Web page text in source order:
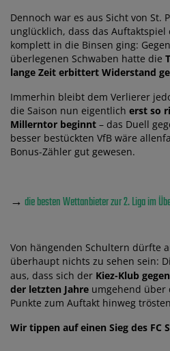
Dennoch war es aus Sicht von
unglücklich, dass das
komplett in die Binsen ging:
überlegenen Schwaben hatte die
lange Zeit erbittert Widerstand
Immerhin bleibt dem Verlierer
die Saison nun eigentlich erst so
Millerntor beginnt – das Duell
besser bestückten VfB wäre
Bonus-Zähler gut gewesen.
→ die besten Wettanbieter zur 2. Liga im
Von hängenden Schultern dürfte
überhaupt nichts zu sehen sein:
aus, dass sich der Kiez-Klub
der letzten Jahre umgehend über
Punkte zum Auftakt hinweg
Wir tippen auf einen Sieg des FC